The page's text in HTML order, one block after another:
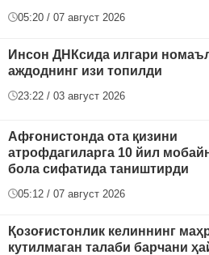
05:20 / 07 август 2026
Инсон ДНКсида илгари
аждоднинг изи топилди
23:22 / 03 август 2026
Афғонистонда ота қизини
атрофдагиларга 10 йил
бола сифатида таништирди
05:12 / 07 август 2026
Қозоғистонлик келиннинг
кутилмаган талаби барчани